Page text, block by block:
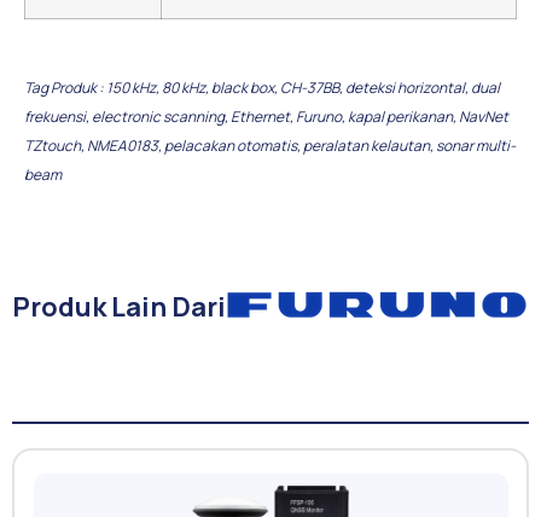
Tag Produk : 150 kHz, 80 kHz, black box, CH-37BB, deteksi horizontal, dual
frekuensi, electronic scanning, Ethernet, Furuno, kapal perikanan, NavNet
TZtouch, NMEA0183, pelacakan otomatis, peralatan kelautan, sonar multi-
beam
Produk Lain Dari